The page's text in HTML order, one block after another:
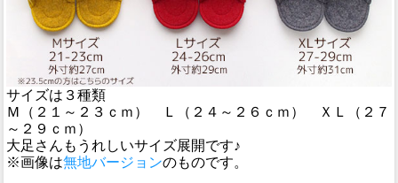
サイズは３種類
Ｍ（２１～２３ｃｍ） Ｌ（２４～２６ｃｍ） ＸＬ（２７
～２９ｃｍ）
大足さんもうれしいサイズ展開です♪
※画像は無地バージョンのものです。